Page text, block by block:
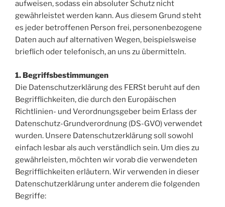
aufweisen, sodass ein absoluter Schutz nicht
gewährleistet werden kann. Aus diesem Grund steht
es jeder betroffenen Person frei, personenbezogene
Daten auch auf alternativen Wegen, beispielsweise
brieflich oder telefonisch, an uns zu übermitteln.
1. Begriffsbestimmungen
Die Datenschutzerklärung des FERSt beruht auf den
Begrifflichkeiten, die durch den Europäischen
Richtlinien- und Verordnungsgeber beim Erlass der
Datenschutz-Grundverordnung (DS-GVO) verwendet
wurden. Unsere Datenschutzerklärung soll sowohl
einfach lesbar als auch verständlich sein. Um dies zu
gewährleisten, möchten wir vorab die verwendeten
Begrifflichkeiten erläutern. Wir verwenden in dieser
Datenschutzerklärung unter anderem die folgenden
Begriffe: